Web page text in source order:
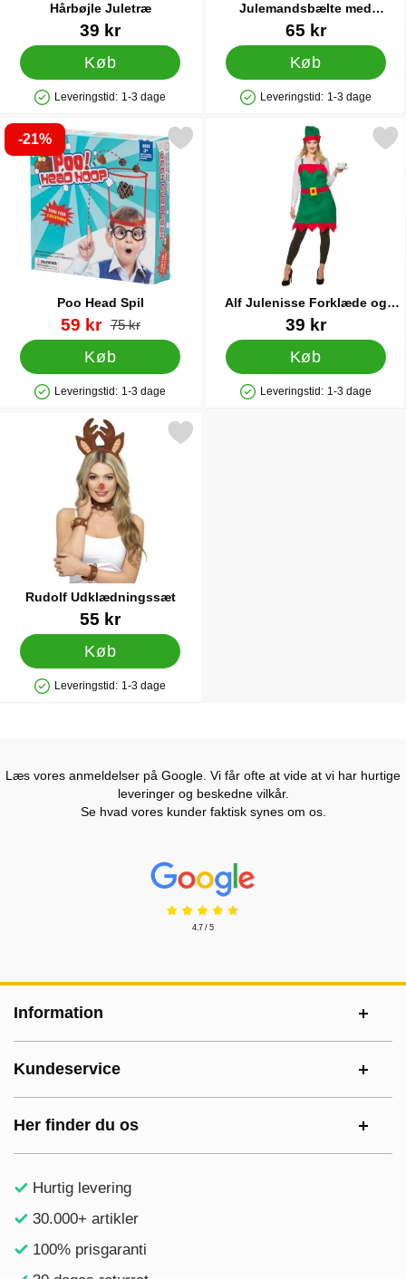
Hårbøjle Juletræ
Varenr 4047239 kr
Køb
Produkttilgængelighed: På lager
Leveringstid: 1-3 dage
Julemandsbælte med
Guldspænde
Varenr 4046165 kr
Køb
Produkttilgængelighed: På lager
Leveringstid: 1-3 dage
-21%
Poo Head Spil
Varenr 20375
pris
59 kr pris
75 kr
Køb
Produkttilgængelighed: På lager
Leveringstid: 1-3 dage
Markér poo Head Spil som favorit
Alf Julenisse Forklæde og
Alfehue
Varenr 2015339 kr
Køb
Produkttilgængelighed: På lager
Leveringstid: 1-3 dage
Markér alf Julenisse
Rudolf Udklædningssæt
Varenr 1212255 kr
Køb
Produkttilgængelighed: På lager
Leveringstid: 1-3 dage
Markér rudolf Udklædningssæt som favorit
Læs vores anmeldelser på Google. Vi får ofte at vide at vi har hurtige
leveringer og beskedne vilkår.
Se hvad vores kunder faktisk synes om os.
Prisjakt Anmeldelser: 4.7 Stjerne
4.7 / 5
Information
Kundeservice
Her finder du os
Hurtig levering
30.000+ artikler
100% prisgaranti